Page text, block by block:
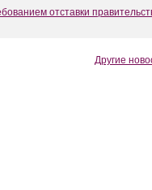
отставки
Другие